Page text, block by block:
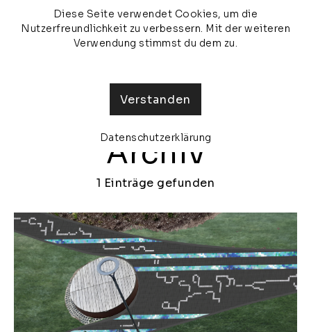
MENU
veronika olma
Archiv
1 Einträge gefunden
Diese Seite verwendet Cookies, um die
Nutzerfreundlichkeit zu verbessern. Mit der weiteren
Verwendung stimmst du dem zu.
Verstanden
Datenschutzerklärung